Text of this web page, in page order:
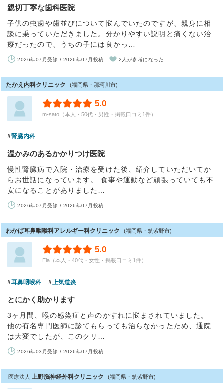
親切丁寧な歯科医院
子供の虫歯や歯並びについて悩んでいたのですが、親身に相
談に乗っていただきました。分かりやすい説明と痛くない治
療だったので、うちの子には良かっ…
2026年07月受診 / 2026年07月投稿 2人が参考になった
たかえ内科クリニック (福岡県・那珂川市)
5.0
m-sato（本人・50代・男性・掲載口コミ1件）
腎臓内科
温かみのあるかかりつけ医院
慢性腎臓病で入院・治療を受けた後、紹介していただいてか
らお世話になっています。 食事や運動など頑張っていても不
安になることがありました…
2026年07月受診 / 2026年07月投稿
わかば耳鼻咽喉科アレルギー科クリニック (福岡県・筑紫野市)
5.0
Ela（本人・40代・女性・掲載口コミ1件）
耳鼻咽喉科 上気道炎
とにかく助かります
3ヶ月間、喉の感染症と声のかすれに悩まされていました。
他の有名専門医師に診てもらっても治らなかったため、通院
は大変でしたが、このクリ…
2026年03月受診 / 2026年07月投稿
医療法人 上野脳神経外科クリニック (福岡県・筑紫野市)